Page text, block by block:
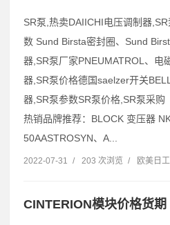
SR泵,热卖DAIICHI电压调制器
数 Sund Birsta密封圈、Sund
器,SR泵厂家PNEUMATROL、电
器,SR泵价格德国saelzer开关
器,SR泵参数SR泵价格,SR泵采购
热销品牌推荐：BLOCK 变压器
50AASTROSYN、A...
2022-07-31 / 203 次浏览 / 欧美日
CINTERION模块价格货期